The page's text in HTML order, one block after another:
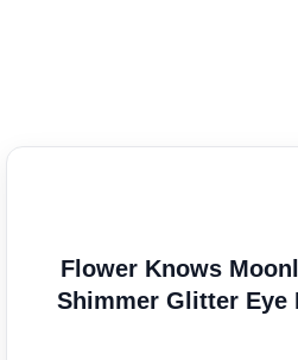
Flower Knows
Shimmer Glitter Eye